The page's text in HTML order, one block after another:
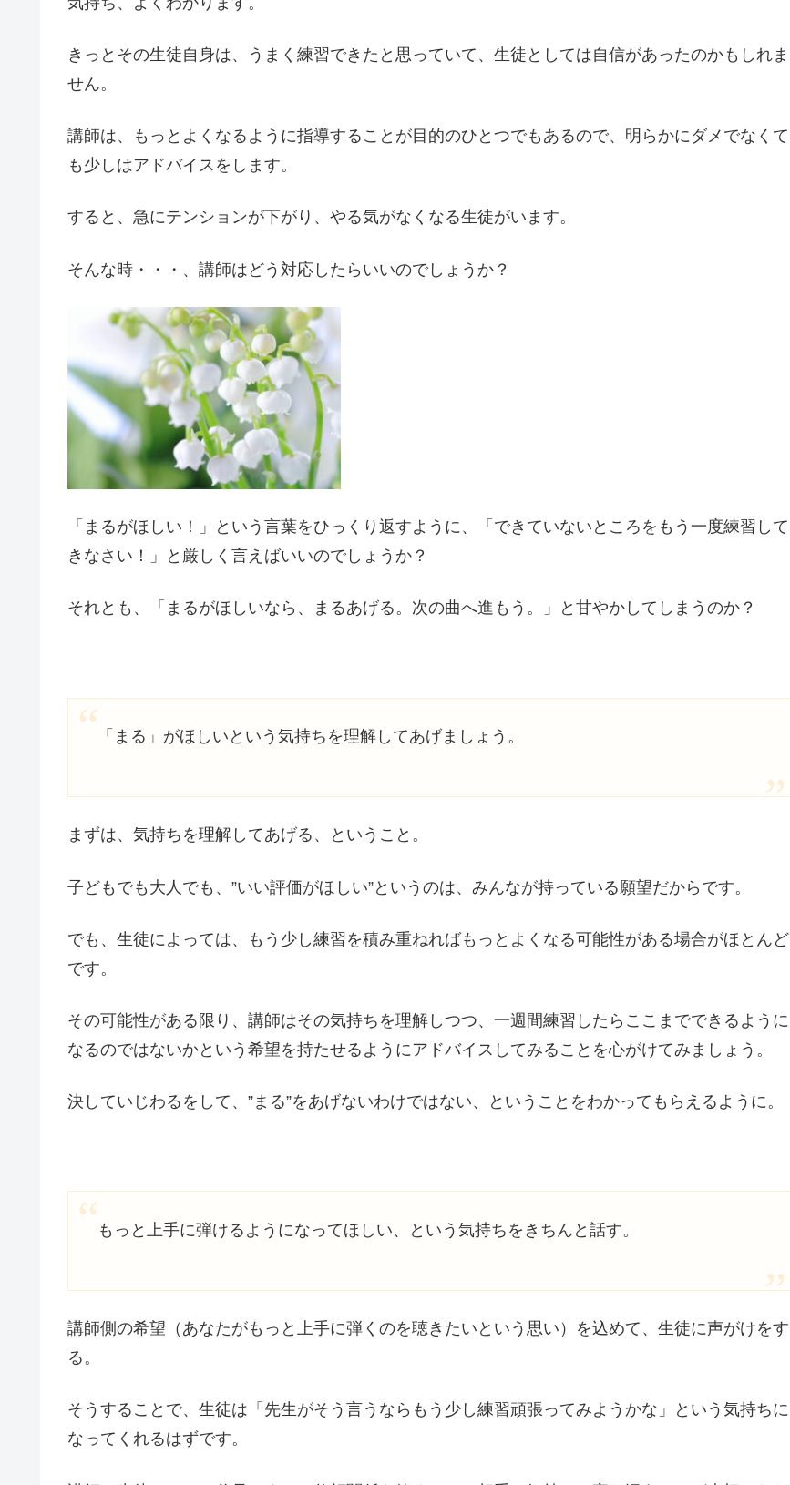
きっとその生徒自身は、うまく練習できたと思っていて、生徒としては自信があったのかもしれま
せん。
講師は、もっとよくなるように指導することが目的のひとつでもあるので、明らかにダメでなくて
も少しはアドバイスをします。
すると、急にテンションが下がり、やる気がなくなる生徒がいます。
そんな時・・・、講師はどう対応したらいいのでしょうか？
「まるがほしい！」という言葉をひっくり返すように、「できていないところをもう一度練習して
きなさい！」と厳しく言えばいいのでしょうか？
それとも、「まるがほしいなら、まるあげる。次の曲へ進もう。」と甘やかしてしまうのか？
「まる」がほしいという気持ちを理解してあげましょう。
まずは、気持ちを理解してあげる、ということ。
子どもでも大人でも、”いい評価がほしい”というのは、みんなが持っている願望だからです。
でも、生徒によっては、もう少し練習を積み重ねればもっとよくなる可能性がある場合がほとんど
です。
その可能性がある限り、講師はその気持ちを理解しつつ、一週間練習したらここまでできるように
なるのではないかという希望を持たせるようにアドバイスしてみることを心がけてみましょう。
決していじわるをして、”まる”をあげないわけではない、ということをわかってもらえるように。
もっと上手に弾けるようになってほしい、という気持ちをきちんと話す。
講師側の希望（あなたがもっと上手に弾くのを聴きたいという思い）を込めて、生徒に声がけをす
る。
そうすることで、生徒は「先生がそう言うならもう少し練習頑張ってみようかな」という気持ちに
なってくれるはずです。